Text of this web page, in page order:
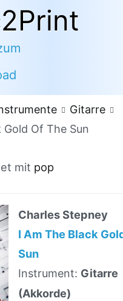
Gitarre
Gold Of The Sun
mit pop
Charles Stepney
I Am The Black
Sun
Instrument: Gitarre
(Akkorde)